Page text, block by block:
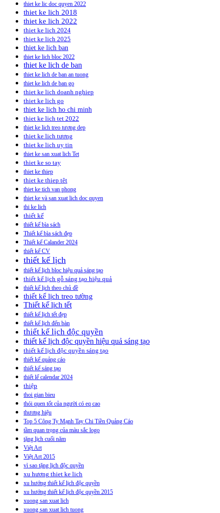
thiet ke lic doc quyen 2022
thiet ke lich 2018
thiet ke lich 2022
thiet ke lich 2024
thiet ke lich 2025
thiet ke lich ban
thiet ke lich bloc 2022
thiet ke lich de ban
thiet ke lich de ban an tuong
thiet ke lich de ban go
thiet ke lich doanh nghiep
thiet ke lich go
thiet ke lich ho chi minh
thiet ke lich tet 2022
thiet ke lich treo tương dep
thiet ke lich tương
thiet ke lich uy tin
thiet ke san xuat lich Tet
thiet ke so tay
thiet ke thiep
thiet ke thiep têt
thiet ke tich van phong
thiet ke và san xuat lich doc quyen
thi ke lich
thiết kế
thiết kế bìa sách
Thiết kế bìa sách đẹp
Thiết kế Calander 2024
thiết kế CV
thiết kế lịch
thiết kế lịch bloc hiệu quả sáng tạo
thiết kế lịch gỗ sáng tạo hiệu quả
thiết kế lịch theo chủ đề
thiết kế lịch treo tường
Thiết kế lịch tết
thiết kế lịch tết đẹp
thiết kế lịch đển bàn
thiết kế lịch độc quyền
thiết kế lịch độc quyền hiệu quả sáng tạo
thiết kế lịch độc quyền sáng tạo
thiết kế quảng cáo
thiết kế sáng tạo
thiết lế calendar 2024
thiệp
thoi gian bieu
thói quen tốt của người có eq cao
thương hiệu
Top 5 Công Ty Mạnh Tay Chi Tiền Quảng Cáo
tầm quan trọng của màu sắc logo
tặng lịch cuối năm
Việt Art
Việt Art 2015
vì sao tặng lịch độc quyền
xu hương thiet ke lich
xu hướng thiết kế lịch độc quyền
xu hướng thiết kế lịch độc quyền 2015
xuong san xuat lich
xuong san xuat lich tuong